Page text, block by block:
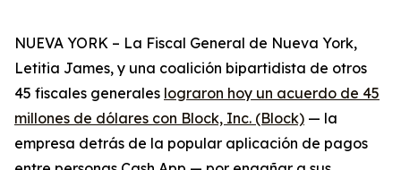
NUEVA YORK – La Fiscal General de Nueva York,
Letitia James, y una coalición bipartidista de otros
45 fiscales generales lograron hoy un acuerdo de 45
millones de dólares con Block, Inc. (Block) — la
empresa detrás de la popular aplicación de pagos